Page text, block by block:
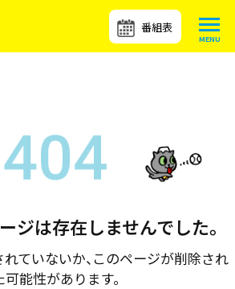
番組表
ジは存在しませんでした。
ていないか、このページが削除され
可能性があります。